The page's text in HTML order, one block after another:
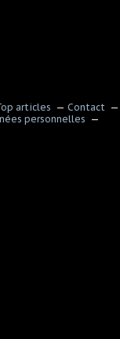
articles
Contact
personnelles